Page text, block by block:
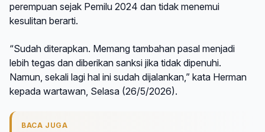
perempuan sejak Pemilu 2024 dan tidak menemui
kesulitan berarti.
“Sudah diterapkan. Memang tambahan pasal menjadi
lebih tegas dan diberikan sanksi jika tidak dipenuhi.
Namun, sekali lagi hal ini sudah dijalankan,” kata Herman
kepada wartawan, Selasa (26/5/2026).
BACA JUGA